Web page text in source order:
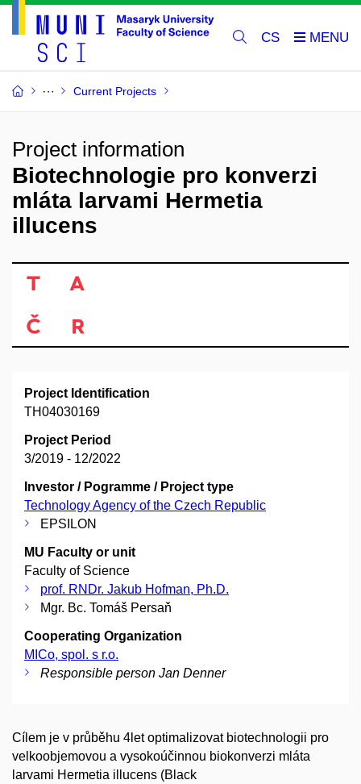
CS
Current Projects
Project information
Biotechnologie pro konverzi
mláta larvami Hermetia
illucens
Project Identification
TH04030169
Project Period
3/2019 - 12/2022
Investor / Pogramme / Project type
Technology Agency of the Czech Republic
EPSILON
MU Faculty or unit
Faculty of Science
prof. RNDr. Jakub Hofman, Ph.D.
Mgr. Bc. Tomáš Persaň
Cooperating Organization
MICo, spol. s r.o.
Responsible person Jan Denner
Cílem je v průběhu 4let optimalizovat biotechnologii pro
velkoobjemovou a vysokoúčinnou biokonverzi mláta
larvami Hermetia illucens (Black